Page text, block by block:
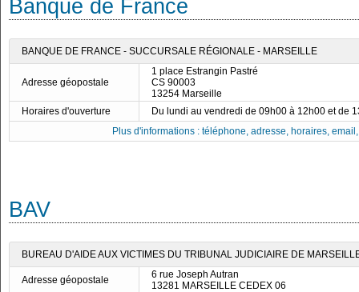
Banque de France
BANQUE DE FRANCE - SUCCURSALE RÉGIONALE - MARSEILLE
Adresse géopostale
1 place Estrangin Pastré
CS 90003
13254 Marseille
Horaires d'ouverture
Du lundi au vendredi de 09h00 à 12h00 et de
Plus d'informations : téléphone, adresse, horaires,
BAV
BUREAU D'AIDE AUX VICTIMES DU TRIBUNAL JUDICIAIRE DE
Adresse géopostale
6 rue Joseph Autran
13281 MARSEILLE CEDEX 06